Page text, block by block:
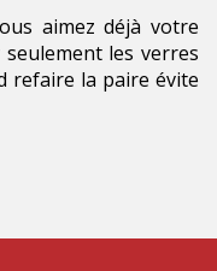
aimez déjà votre
les verres
refaire la paire évite